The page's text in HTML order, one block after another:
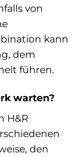
von
kann
dem
führen.
warten?
H&R
den